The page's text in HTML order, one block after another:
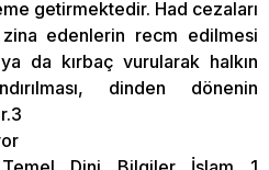
getirmektedir. Had cezaları
zina edenlerin recm edilmesi
da kırbaç vurularak halkın
dinden dönenin